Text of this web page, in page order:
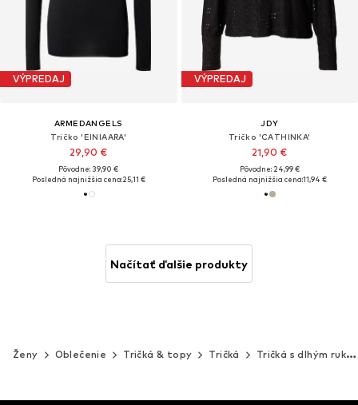
VÝPREDAJ
ARMEDANGELS
Tričko 'EINIAARA'
29,90 €
Pôvodne: 39,90 €
Posledná najnižšia cena:25,11 €
VÝPREDAJ
JDY
Tričko 'CATHINKA'
21,90 €
Pôvodne: 24,99 €
Posledná najnižšia cena:11,94 €
Načítať ďalšie produkty
Ženy Oblečenie Tričká & topy Tričká Tričká s dlhým rukávom